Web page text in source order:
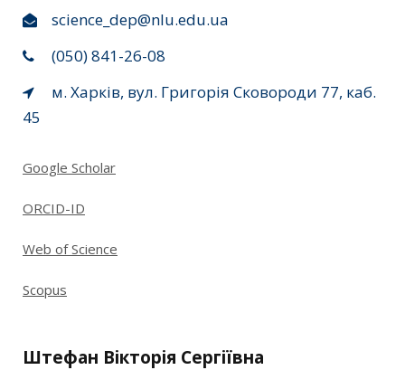
science_dep@nlu.edu.ua
(050) 841-26-08
м. Харків, вул. Григорія Сковороди 77, каб.
45
Google Scholar
ORCID-ID
Web of Science
Scopus
Штефан Вікторія Сергіївна